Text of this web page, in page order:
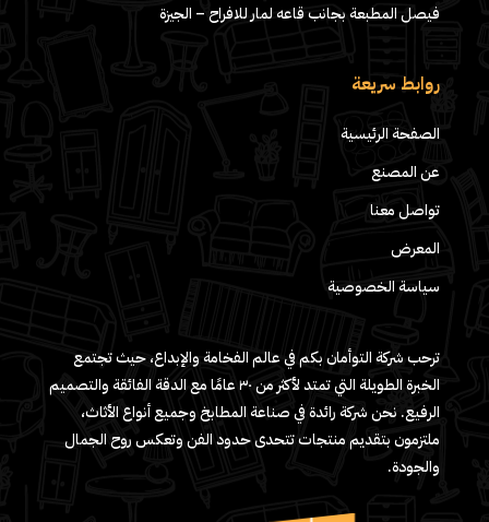
فيصل المطبعة بجانب قاعه لمار للافراح – الجيزة
روابط سريعة
الصفحة الرئيسية
عن المصنع
تواصل معنا
المعرض
سياسة الخصوصية
ترحب شركة التوأمان بكم في عالم الفخامة والإبداع، حيث تجتمع
الخبرة الطويلة التي تمتد لأكثر من ٣٠ عامًا مع الدقة الفائقة والتصميم
الرفيع. نحن شركة رائدة في صناعة المطابخ وجميع أنواع الأثاث،
ملتزمون بتقديم منتجات تتحدى حدود الفن وتعكس روح الجمال
والجودة.